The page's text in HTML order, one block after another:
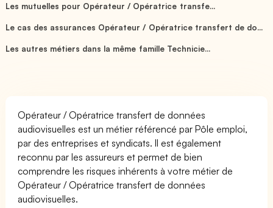
Les mutuelles pour Opérateur / Opératrice transfe...
Le cas des assurances Opérateur / Opératrice transfert de do...
Les autres métiers dans la même famille Technicie...
Opérateur / Opératrice transfert de données
audiovisuelles est un métier référencé par Pôle emploi,
par des entreprises et syndicats. Il est également
reconnu par les assureurs et permet de bien
comprendre les risques inhérents à votre métier de
Opérateur / Opératrice transfert de données
audiovisuelles.